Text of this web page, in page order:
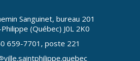
Sanguinet, bureau 201
(Québec) J0L 2K0
659-7701, poste 221